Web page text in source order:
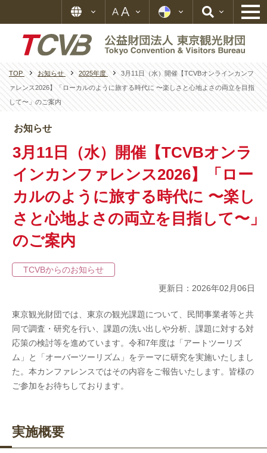
TOP お知らせ 2025年度
3月11日（水）開催【TCVBオンラインカンフ
ァレンス2026】「ローカルのように旅する時代に 〜楽しさと心地よさの両立を目指
して〜」のご案内
3月11日（水）開催【TCVBオンラ
インカンファレンス2026】「ロー
カルのように旅する時代に 〜楽し
さと心地よさの両立を目指して〜」
のご案内
TCVBからのお知らせ
更新日：2026年02月06日
東京観光財団では、 東京の観光課題について、民間事業者等と共
同で調査・研究を行い、課題の洗い出しや分析、課題に対する対
応策の検討等を進めています。令和7年度は「アートツーリズ
ム」と「オーバーツーリズム」をテーマに研究を実施いたしまし
た。本カンファレンスではその内容をご報告いたします。 皆様の
ご参加をお待ちしております。
実施概要
お知らせ